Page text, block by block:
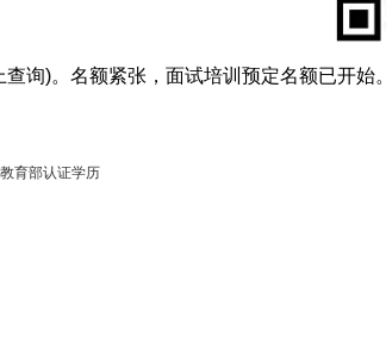
询)。名额紧张，面试培训预定名额已开始。
育部认证学历